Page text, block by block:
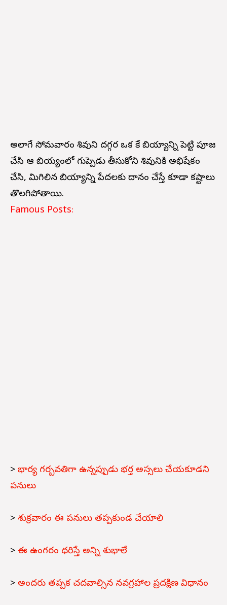
అలాగే సోమవారం శివుని దగ్గర ఒక కేజీ బియ్యాన్ని పెట్టి పూజ
చేసి ఆ బియ్యంలో గుప్పెడు తీసుకోని శివునికి అభిషేకం
చేసి, మిగిలిన బియ్యాన్ని పేదలకు దానం చేస్తే కూడా కష్టాలు
తొలగిపోతాయి.
Famous Posts:
> భార్య గర్బవతిగా ఉన్నప్పుడు భర్త అస్సలు చేయకూడని
పనులు
> శుక్రవారం ఈ పనులు తప్పకుండ చేయాలి
> ఈ ఉంగరం ధరిస్తే అన్ని శుభాలే
> అందరు తప్పక చదవాల్సిన నవగ్రహాల ప్రదక్షిణ విధానం